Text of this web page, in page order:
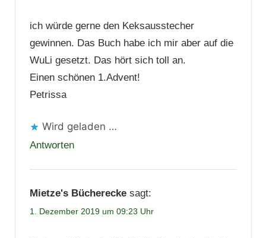
ich würde gerne den Keksausstecher
gewinnen. Das Buch habe ich mir aber auf die
WuLi gesetzt. Das hört sich toll an.
Einen schönen 1.Advent!
Petrissa
Wird geladen …
Antworten
Mietze's Bücherecke sagt:
1. Dezember 2019 um 09:23 Uhr